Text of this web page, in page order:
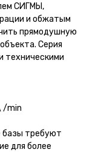
СИГМЫ,
и обжатым
прямодушную
Серия
техническими
/min
требуют
для более